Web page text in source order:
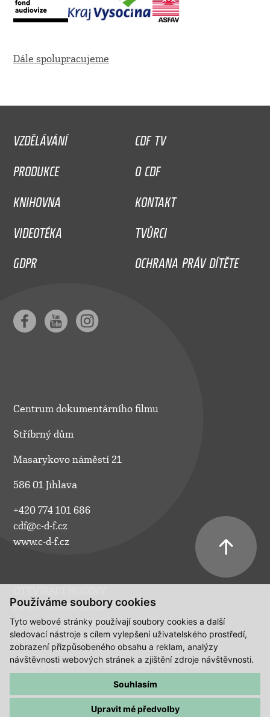
Používáme soubory cookies
Tyto webové stránky používají soubory cookies a další
sledovací nástroje s cílem vylepšení uživatelského prostředí,
zobrazení přizpůsobeného obsahu a reklam, analýzy
návštěvnosti webových stránek a zjištění zdroje návštěvnosti.
Souhlasím
Upravit mé předvolby
Dále spolupracujeme
VZDĚLÁVÁNÍ
CDF TV
PRODUKCE
O CDF
KNIHOVNA
KONTAKT
VIDEOTÉKA
TVŮRCI
GDPR
OCHRANA PRÁV DÍTĚTE
Centrum dokumentárního filmu
Stříbrný dům
Masarykovo náměstí 21
586 01 Jihlava
+420 774 101 686
cdf@c-d-f.cz
www.c-d-f.cz
Po–Pá:
10.00–18.00
So:
na požádání
Ne:
na požádání
Polední pauza ve všední dny a v sobotu 13:00 - 14:00.